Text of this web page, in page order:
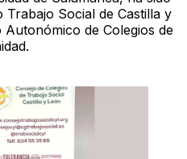
Social de Castilla y
de Colegios de